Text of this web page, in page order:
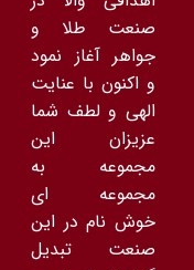
صنعت طلا و
جواهر آغاز نمود
و اکنون با عنایت
الهی و لطف شما
عزیزان این
مجموعه به
مجموعه ای
خوش نام در این
صنعت تبدیل